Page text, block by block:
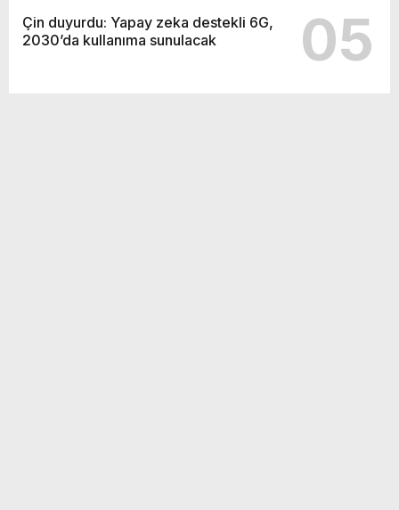
Çin duyurdu: Yapay zeka destekli 6G,
2030’da kullanıma sunulacak
05